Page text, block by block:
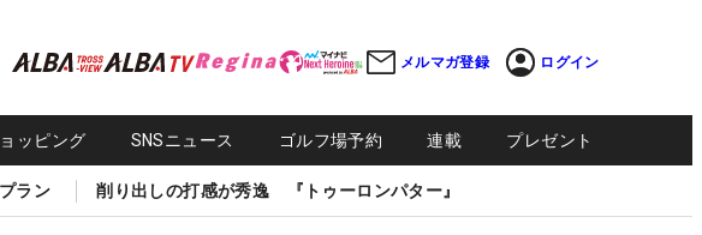
メルマガ登録 ログイン
ッピング SNSニュース ゴルフ場予約 連載 プレゼント
ラン 削り出しの打感が秀逸 『トゥーロンパター』